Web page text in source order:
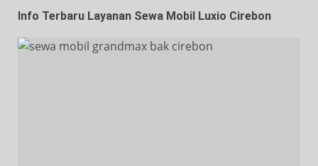
Info Terbaru Layanan Sewa Mobil Luxio Cirebon